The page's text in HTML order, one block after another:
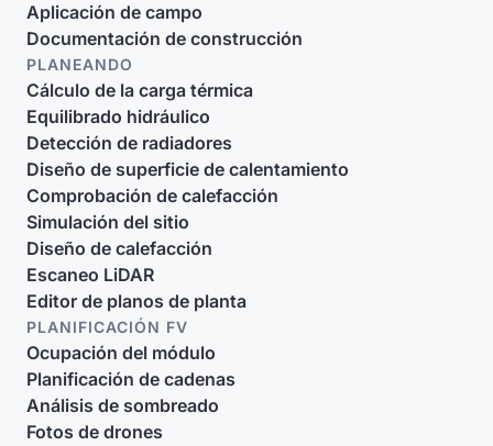
Aplicación de campo
Documentación de construcción
PLANEANDO
Cálculo de la carga térmica
Equilibrado hidráulico
Detección de radiadores
Diseño de superficie de calentamiento
Comprobación de calefacción
Simulación del sitio
Diseño de calefacción
Escaneo LiDAR
Editor de planos de planta
PLANIFICACIÓN FV
Ocupación del módulo
Planificación de cadenas
Análisis de sombreado
Fotos de drones